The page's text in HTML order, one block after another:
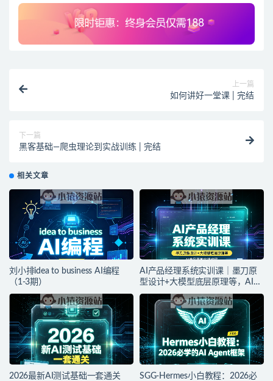
上一篇
如何讲好一堂课 | 完结
下一篇
黑客基础—爬虫理论到实战训练 | 完结
相关文章
刘小排idea to business AI编程
（1-3期）
AI产品经理系统实训课｜墨刀原
型设计+大模型底层原理等，AI产
品落地实战教程
2026最新AI测试基础一套通关
SGG-Hermes小白教程：2026必